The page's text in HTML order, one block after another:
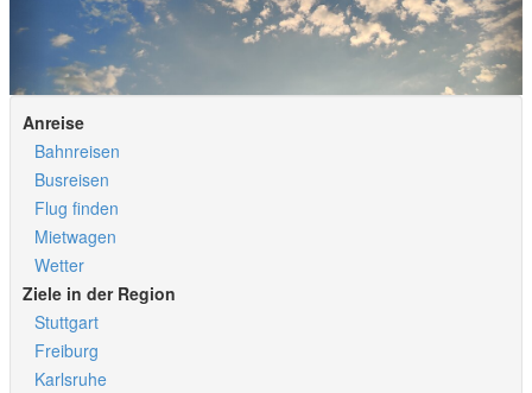
Anreise
Bahnreisen
Busreisen
Flug finden
Mietwagen
Wetter
Ziele in der Region
Stuttgart
Freiburg
Karlsruhe